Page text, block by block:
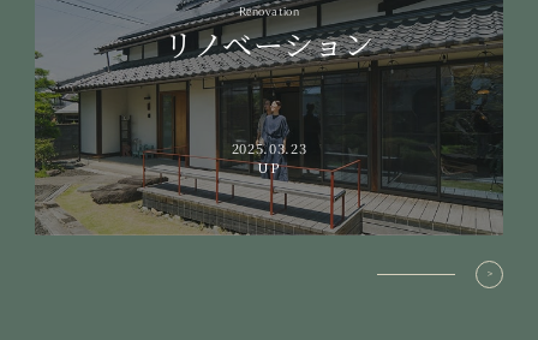
Renovation
リノベーション
2025.03.23
UP